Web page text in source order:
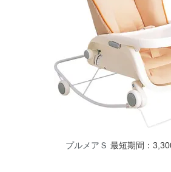
プルメアＳ 最短期間：